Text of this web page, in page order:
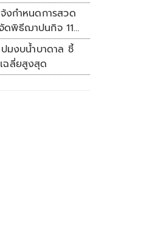
งกำหนดการสวด
ดพิธีฌาปนกิจ 11
มงบน้ำบาดาล ชี้
ฉลี่ยสูงสุด